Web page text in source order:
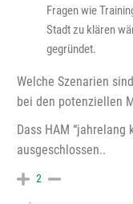
Fragen wie
Stadt zu klären
gegründet.
Welche Szenarien
bei den potenziellen
Dass HAM
ausgeschlossen..
2